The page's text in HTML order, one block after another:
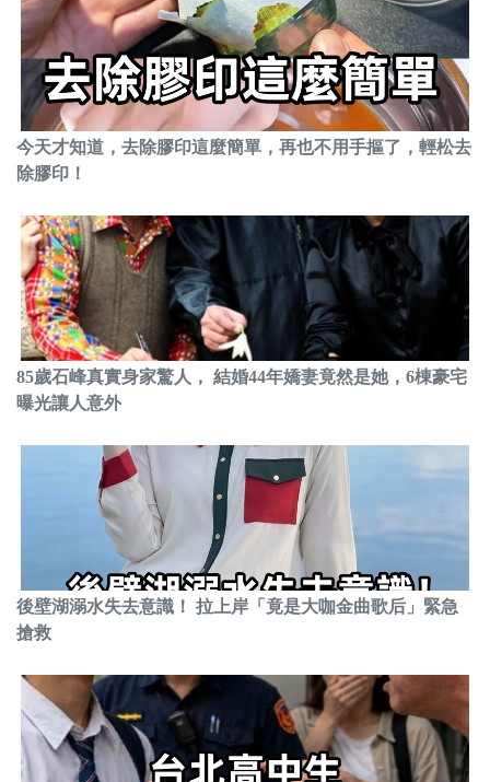
今天才知道，去除膠印這麼簡單，再也不用手摳了，輕松去
除膠印！
85歲石峰真實身家驚人， 結婚44年嬌妻竟然是她，6棟豪宅
曝光讓人意外
後壁湖溺水失去意識！ 拉上岸「竟是大咖金曲歌后」緊急
搶救